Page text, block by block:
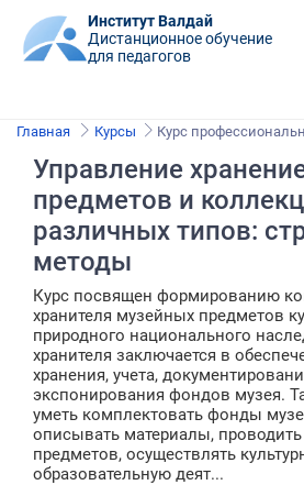
Институт Валдай
Дистанционное обучение
для педагогов
Главная Курсы Курс
Управление
предметов и
различных типов:
методы
Курс посвящен формированию
хранителя музейных предметов
природного национального
хранителя заключается в
хранения, учета,
экспонирования фондов музея.
уметь комплектовать фонды
описывать материалы,
предметов, осуществлять
образовательную деят...